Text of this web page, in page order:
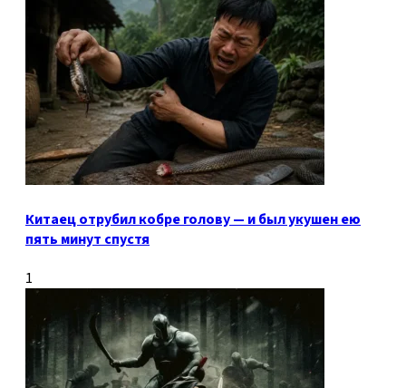
Китаец отрубил кобре голову — и был укушен ею
пять минут спустя
1